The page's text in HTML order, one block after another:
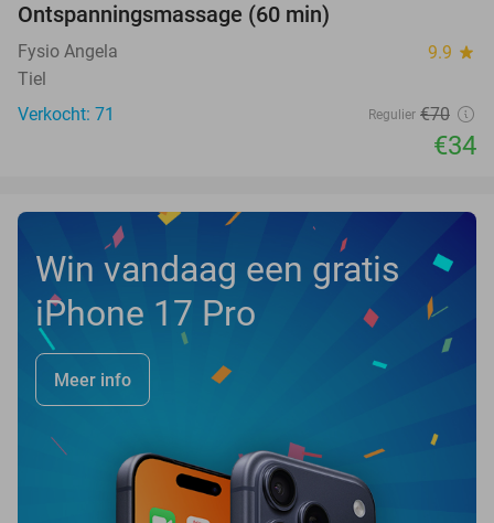
Ontspanningsmassage (60 min)
Fysio Angela 9.9 star
Tiel
Verkocht: 71
Regulier €70
€34
Win vandaag een gratis
iPhone 17 Pro
Meer info